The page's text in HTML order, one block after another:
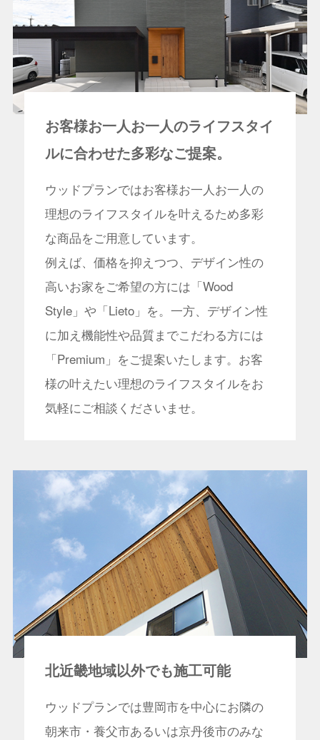
お客様お一人お一人のライフスタイ
ルに合わせた多彩なご提案。
ウッドプランではお客様お一人お一人の
理想のライフスタイルを叶えるため多彩
な商品をご用意しています。
例えば、価格を抑えつつ、デザイン性の
高いお家をご希望の方には「Wood
Style」や「Lieto」を。一方、デザイン性
に加え機能性や品質までこだわる方には
「Premium」をご提案いたします。お客
様の叶えたい理想のライフスタイルをお
気軽にご相談くださいませ。
北近畿地域以外でも施工可能
ウッドプランでは豊岡市を中心にお隣の
朝来市・養父市あるいは京丹後市のみな